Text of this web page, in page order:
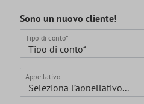
Sono un nuovo cliente!
Informazioni personali
Tipo di conto*
Appellativo